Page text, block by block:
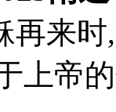
再来
上帝